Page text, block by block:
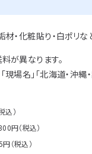
材・化粧貼り・白ポリ
が異なります。
現場名」「北海道・沖
込）
円（税込）
（税込）